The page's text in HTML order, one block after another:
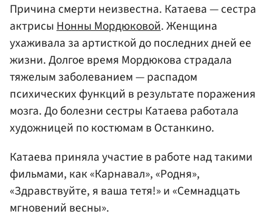
Причина смерти неизвестна. Катаева — сестра
актрисыНонны Мордюковой. Женщина
ухаживала за артисткой до последних дней ее
жизни. Долгое время Мордюкова страдала
тяжелым заболеванием — распадом
психических функций в результате поражения
мозга. До болезни сестры Катаева работала
художницей по костюмам в Останкино.
Катаева приняла участие в работе над такими
фильмами, как «Карнавал», «Родня»,
«Здравствуйте, я ваша тетя!» и «Семнадцать
мгновений весны».